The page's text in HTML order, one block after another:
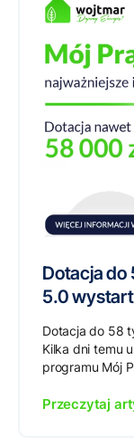
Dotacja do
5.0
Dotacja do 58
Kilka dni temu
programu Mój
Przeczytaj